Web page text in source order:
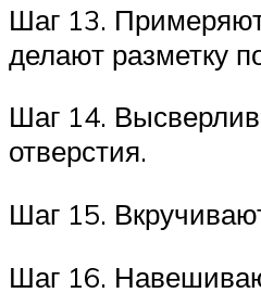
Шаг 13. Примеряют
делают разметку
Шаг 14.
отверстия.
Шаг 15.
Шаг 16.